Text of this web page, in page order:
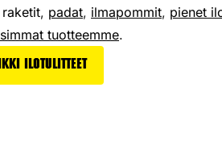
raketit, padat, ilmapommit, pienet
tuotteemme.
ilotulitteet